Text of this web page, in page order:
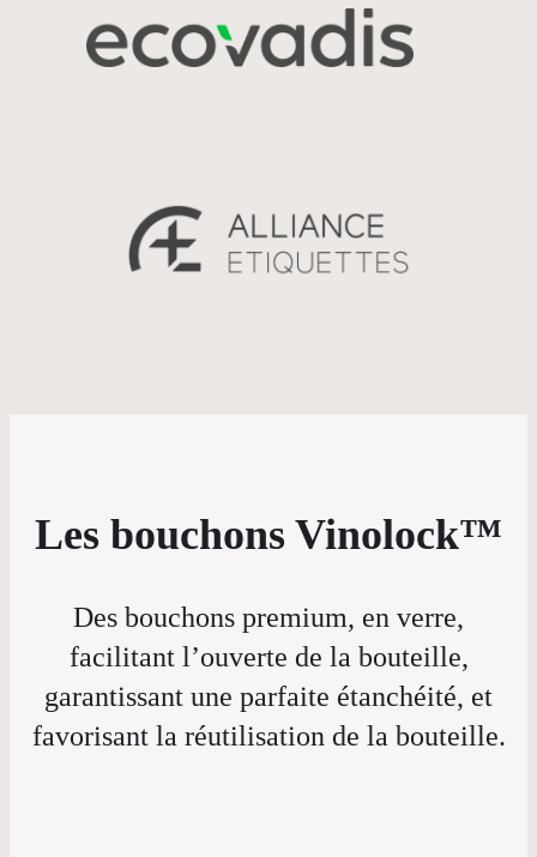
Les bouchons Vinolock™
Des bouchons premium, en verre,
facilitant l’ouverte de la bouteille,
garantissant une parfaite étanchéité, et
favorisant la réutilisation de la bouteille.